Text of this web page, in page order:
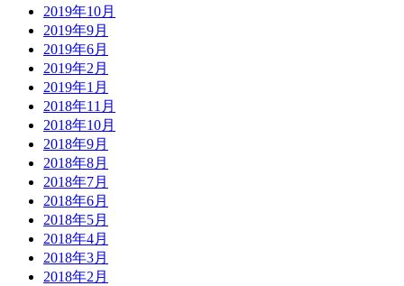
2019年10月
2019年9月
2019年6月
2019年2月
2019年1月
2018年11月
2018年10月
2018年9月
2018年8月
2018年7月
2018年6月
2018年5月
2018年4月
2018年3月
2018年2月